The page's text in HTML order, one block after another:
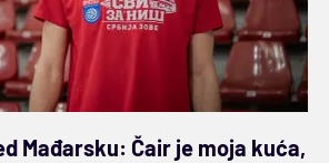
Mađarsku: Čair je moja kuća,